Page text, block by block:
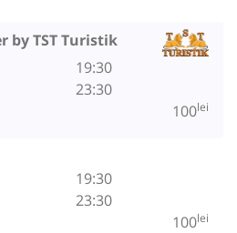
by TST Turistik
19:30
23:30
100lei
19:30
23:30
100lei